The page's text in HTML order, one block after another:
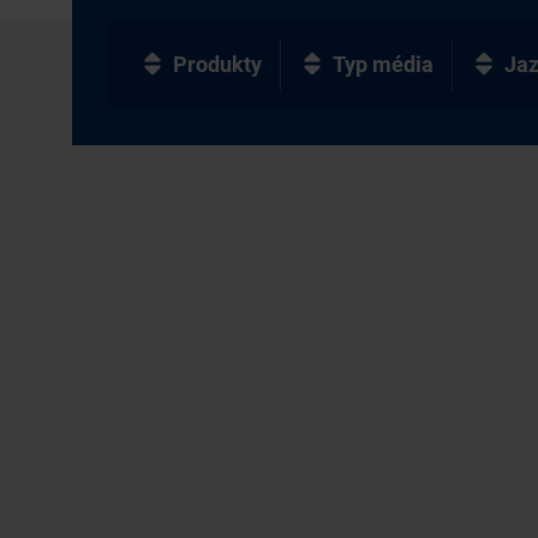
Produkty Typ média